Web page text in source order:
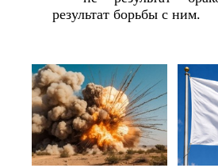
результат борьбы с ним.